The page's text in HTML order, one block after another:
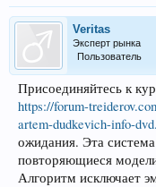
Veritas
Эксперт рынка
Пользователь
Присоединяйтесь к
https://forum-
artem-dudkevich-info-
ожидания. Эта
повторяющиеся
Алгоритм исключает